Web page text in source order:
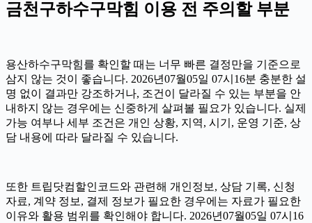
금천구하수구막힘 이용 전 주의할 부분
용산하수구막힘를 확인할 때는 너무 빠른 결정만을 기준으로
삼지 않는 것이 좋습니다. 2026년07월05일 07시16분 충분한 설
명 없이 결과만 강조하거나, 조건이 달라질 수 있는 부분을 안
내하지 않는 경우에는 신중하게 살펴볼 필요가 있습니다. 실제
가능 여부나 세부 조건은 개인 상황, 지역, 시기, 운영 기준, 상
담 내용에 따라 달라질 수 있습니다.
또한 트립닷컴할인코드와 관련해 개인정보, 상담 기록, 신청
자료, 계약 정보, 결제 정보가 필요한 경우에는 자료가 필요한
이유와 활용 범위를 확인해야 합니다. 2026년07월05일 07시16